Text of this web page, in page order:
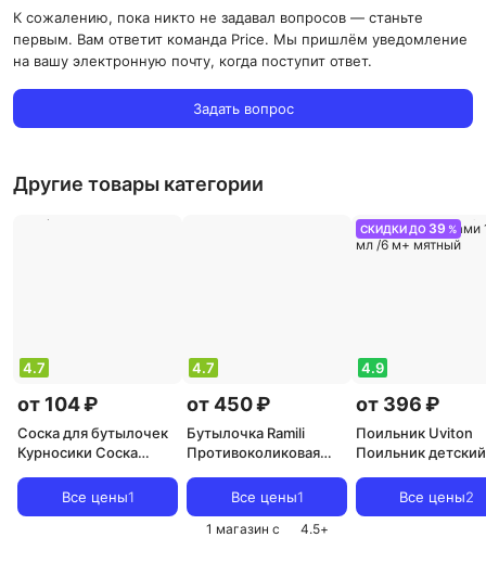
К сожалению, пока никто не задавал вопросов — станьте
первым. Вам ответит команда Price. Мы пришлём уведомление
на вашу электронную почту, когда поступит ответ.
Задать вопрос
Другие товары категории
4.7
от 104 ₽
Соска для бутылочек
Курносики Соска
размера со средним
отверстием 6+ мес. 2
Все цены1
4.7
от 450 ₽
Бутылочка Ramili
Противоколиковая
поток, 240мл
Все цены1
1 магазин с 4.5+
СКИДКИ ДО 39 %
4.9
от 396 ₽
Поильник Uviton
Поильник
Кружка поильник/
Кружка с
Все цены2